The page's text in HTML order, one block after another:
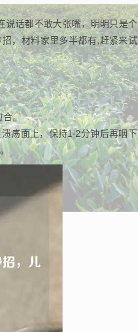
话都不敢大张嘴，明明只是个
，材料家里多半都有,赶紧来试
合。
疡面上，保持1-2分钟后再咽下